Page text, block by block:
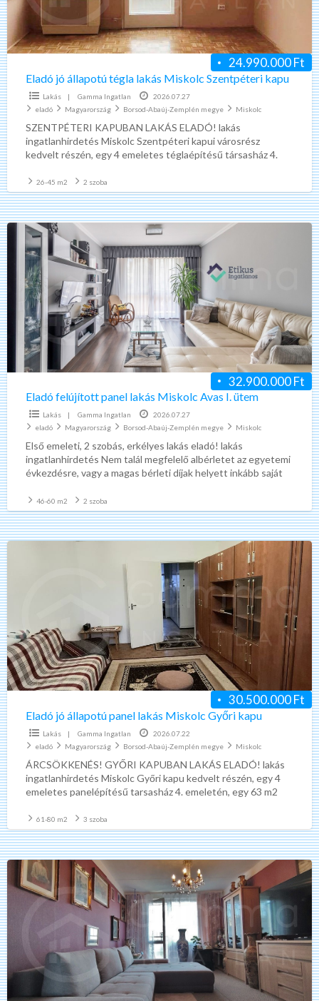
Szentpéteri
kapu
24.990.000 Ft
Eladó jó állapotú tégla lakás Miskolc Szentpéteri kapu
Lakás | Gamma Ingatlan
2026.07.27
eladó
Magyarország Borsod-Abaúj-Zemplén megye Miskolc
SZENTPÉTERI KAPUBAN LAKÁS ELADÓ! lakás
ingatlanhirdetés Miskolc Szentpéteri kapui városrész
kedvelt részén, egy 4 emeletes téglaépítésű társasház 4.
26-45 m2 2 szoba
Eladó
felújított
panel
lakás
Miskolc
Avas
I.
ütem
32.900.000 Ft
Eladó felújított panel lakás Miskolc Avas I. ütem
Lakás | Gamma Ingatlan
2026.07.27
eladó
Magyarország Borsod-Abaúj-Zemplén megye Miskolc
Első emeleti, 2 szobás, erkélyes lakás eladó! lakás
ingatlanhirdetés Nem talál megfelelő albérletet az egyetemi
évkezdésre, vagy a magas bérleti díjak helyett inkább saját
46-60 m2 2 szoba
Eladó
jó
állapotú
panel
lakás
Miskolc
Győri
kapu
30.500.000 Ft
Eladó jó állapotú panel lakás Miskolc Győri kapu
Lakás | Gamma Ingatlan
2026.07.22
eladó
Magyarország Borsod-Abaúj-Zemplén megye Miskolc
ÁRCSÖKKENÉS! GYŐRI KAPUBAN LAKÁS ELADÓ! lakás
ingatlanhirdetés Miskolc Győri kapu kedvelt részén, egy 4
emeletes panelépítésű tarsasház 4. emeletén, egy 63 m2
61-80 m2 3 szoba
Eladó
jó
állapotú
panel
lakás
Miskolc
Avas
III.